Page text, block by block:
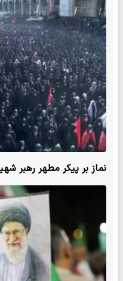
نماز بر پیکر مطهر رهبر
سبحانی